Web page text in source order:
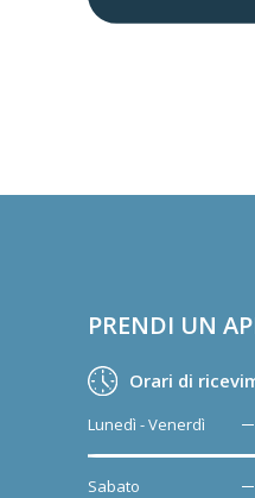
PRENDI UN
Orari di
Lunedì - Venerdì
Sabato